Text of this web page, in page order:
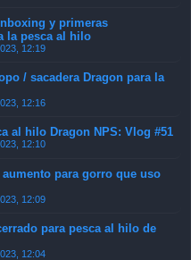
y primeras
la pesca al hilo
12:19
/ sacadera Dragon para la
12:16
al hilo Dragon NPS: Vlog #51
12:10
para gorro que uso
12:09
para pesca al hilo de
12:04